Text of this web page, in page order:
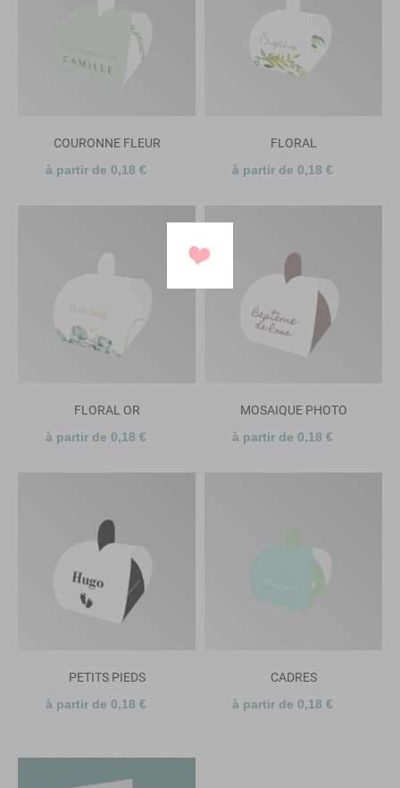
COURONNE FLEUR
à partir de 0,18 €
FLORAL
à partir de 0,18 €
FLORAL OR
à partir de 0,18 €
MOSAIQUE PHOTO
à partir de 0,18 €
PETITS PIEDS
à partir de 0,18 €
CADRES
à partir de 0,18 €